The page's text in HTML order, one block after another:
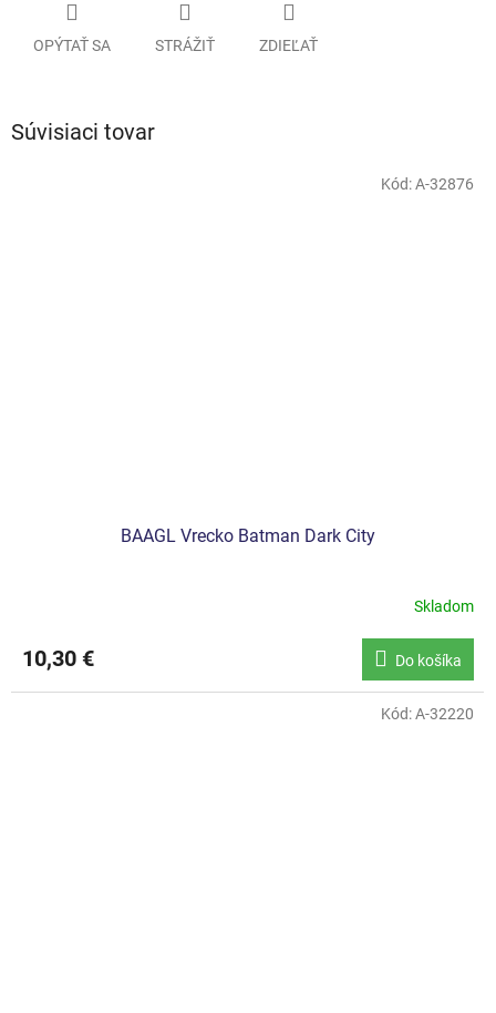
OPÝTAŤ SA STRÁŽIŤ ZDIEĽAŤ
Súvisiaci tovar
BAAGL Vrecko Batman Dark City
Skladom
10,30 € Do košíka
Kód:A-32876
Kód:A-32220